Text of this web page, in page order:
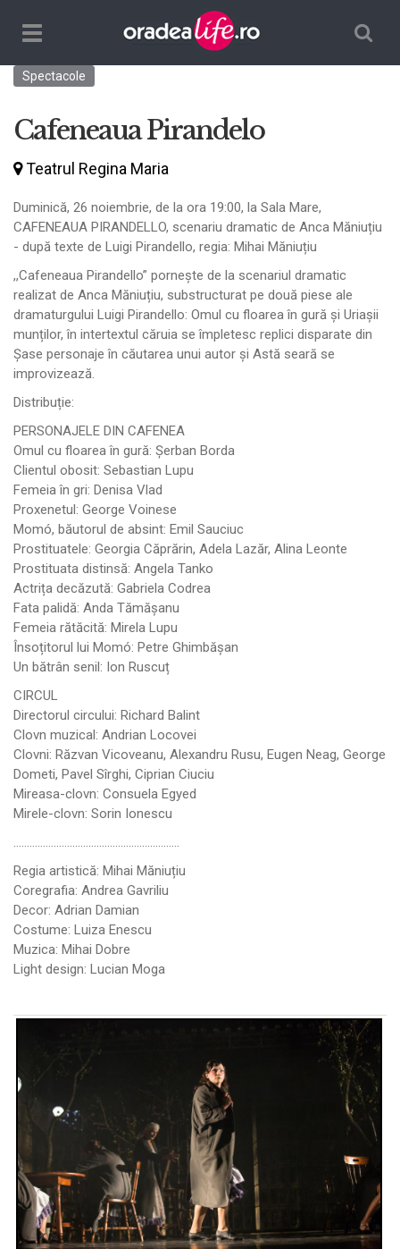
TPL_ORADEALIFE_TOGGLE_NAVIGATION
Spectacole
Cafeneaua Pirandelo
Teatrul Regina Maria
Duminică, 26 noiembrie, de la ora 19:00, la Sala Mare,
CAFENEAUA PIRANDELLO, scenariu dramatic de Anca Măniuțiu
- după texte de Luigi Pirandello, regia: Mihai Măniuțiu
,,Cafeneaua Pirandello” pornește de la scenariul dramatic
realizat de Anca Măniuțiu, substructurat pe două piese ale
dramaturgului Luigi Pirandello: Omul cu floarea în gură și Uriașii
munților, în intertextul căruia se împletesc replici disparate din
Șase personaje în căutarea unui autor și Astă seară se
improvizează.
Distribuție:
PERSONAJELE DIN CAFENEA
Omul cu floarea în gură: Șerban Borda
Clientul obosit: Sebastian Lupu
Femeia în gri: Denisa Vlad
Proxenetul: George Voinese
Momó, băutorul de absint: Emil Sauciuc
Prostituatele: Georgia Căprărin, Adela Lazăr, Alina Leonte
Prostituata distinsă: Angela Tanko
Actrița decăzută: Gabriela Codrea
Fata palidă: Anda Tămășanu
Femeia rătăcită: Mirela Lupu
Însoțitorul lui Momó: Petre Ghimbășan
Un bătrân senil: Ion Ruscuț
CIRCUL
Directorul circului: Richard Balint
Clovn muzical: Andrian Locovei
Clovni: Răzvan Vicoveanu, Alexandru Rusu, Eugen Neag, George
Dometi, Pavel Sîrghi, Ciprian Ciuciu
Mireasa-clovn: Consuela Egyed
Mirele-clovn: Sorin Ionescu
……………………………………………………..
Regia artistică: Mihai Măniuțiu
Coregrafia: Andrea Gavriliu
Decor: Adrian Damian
Costume: Luiza Enescu
Muzica: Mihai Dobre
Light design: Lucian Moga